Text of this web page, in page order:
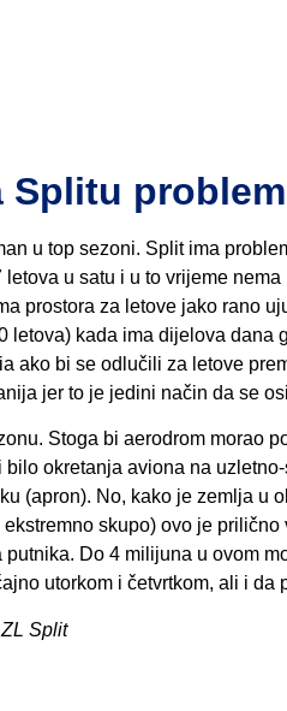
problem
u top sezoni. Split ima
u satu i u to vrijeme
prostora za letove jako rano
kada ima dijelova dana
ako bi se odlučili za letove
jer to je jedini način da se
Stoga bi aerodrom morao
okretanja aviona na
(apron). No, kako je zemlja u
skupo) ovo je
Do 4 milijuna u ovom
utorkom i četvrtkom, ali i
Split